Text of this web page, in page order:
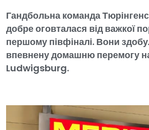
Гандбольна команда
добре оговталася від важкої
першому півфіналі. Вони
впевнену домашню перемогу
Ludwigsburg.